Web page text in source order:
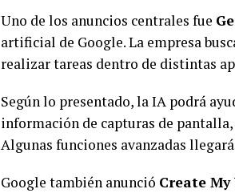
Uno de los anuncios centrales fue
artificial de Google. La empresa
realizar tareas dentro de distintas
Según lo presentado, la IA podrá
información de capturas de
Algunas funciones avanzadas
Google también anunció Create